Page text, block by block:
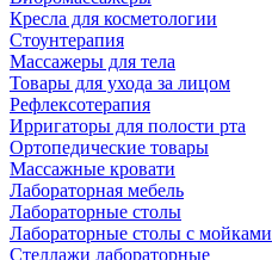
Кресла для косметологии
Стоунтерапия
Массажеры для тела
Товары для ухода за лицом
Рефлексотерапия
Ирригаторы для полости рта
Ортопедические товары
Массажные кровати
Лабораторная мебель
Лабораторные столы
Лабораторные столы с мойками
Стеллажи лабораторные